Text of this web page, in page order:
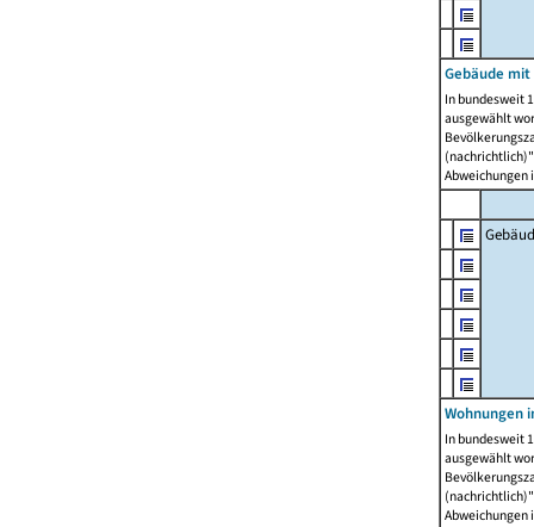
Gebäude mit
In bundesweit
ausgewählt
Abweichungen
Wohnungen
In bundesweit
ausgewählt
Abweichungen